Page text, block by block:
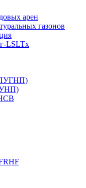
арен
газонов
LSLTx